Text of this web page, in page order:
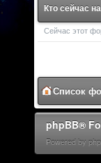
Кто сейчас
Сейчас этот
Список
phpBB®
Powered by